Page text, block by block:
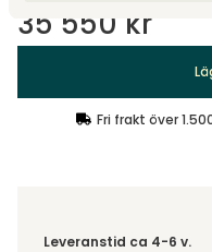
35 550 kr
Fri frakt över
Leveranstid ca 4-6 v.